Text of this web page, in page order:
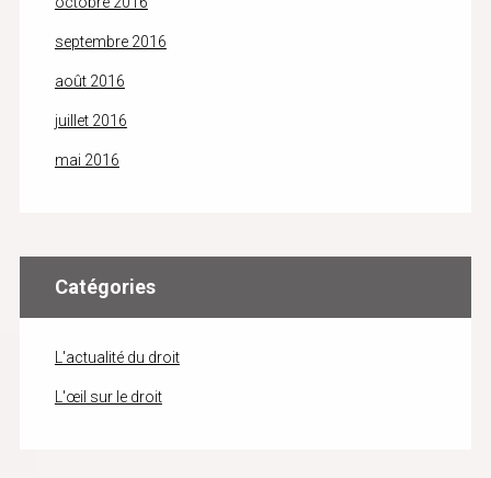
septembre 2016
août 2016
juillet 2016
mai 2016
Catégories
L'actualité du droit
L'œil sur le droit